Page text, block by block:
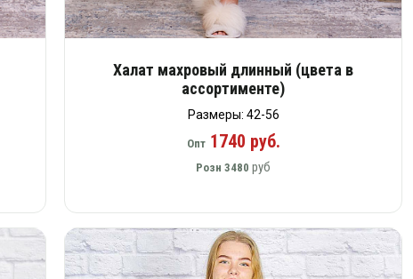
Халат махровый длинный (цвета в
ассортименте)
Размеры: 42-56
Опт1740 руб.
Розн 3480 руб